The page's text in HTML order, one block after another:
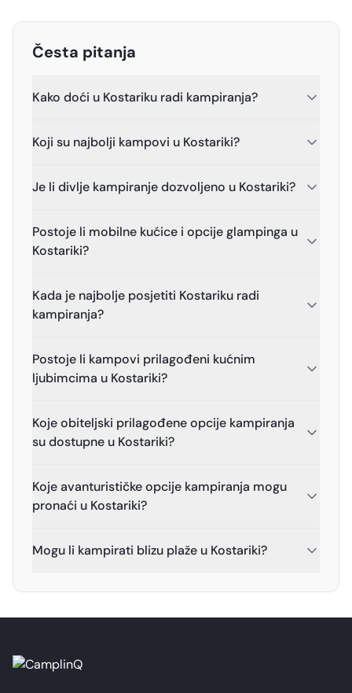
Česta pitanja
Kako doći u Kostariku radi kampiranja?
Koji su najbolji kampovi u Kostariki?
Je li divlje kampiranje dozvoljeno u Kostariki?
Postoje li mobilne kućice i opcije glampinga u
Kostariki?
Kada je najbolje posjetiti Kostariku radi
kampiranja?
Postoje li kampovi prilagođeni kućnim
ljubimcima u Kostariki?
Koje obiteljski prilagođene opcije kampiranja
su dostupne u Kostariki?
Koje avanturističke opcije kampiranja mogu
pronaći u Kostariki?
Mogu li kampirati blizu plaže u Kostariki?